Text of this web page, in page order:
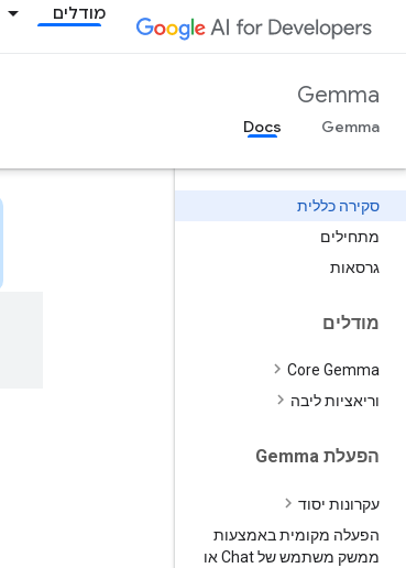
מודלים
Gemma
Docs
סקירה כללית
מתחילים
גרסאות
מודלים
Core Gemma
וריאציות ליבה
הפעלת Gemma
עקרונות יסוד
הפעלה מקומית באמצעות
ממשק משתמש של Chat או